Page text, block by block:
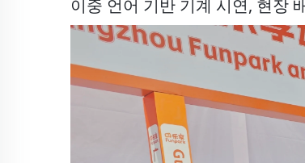
이중 언어 기반 기계 시연, 현장